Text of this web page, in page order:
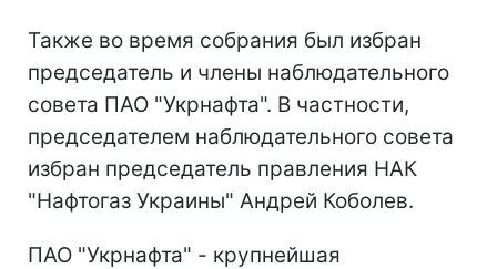
Также во время собрания был избран
председатель и члены наблюдательного
совета ПАО "Укрнафта". В частности,
председателем наблюдательного совета
избран председатель правления НАК
"Нафтогаз Украины" Андрей Коболев.
ПАО "Укрнафта" - крупнейшая